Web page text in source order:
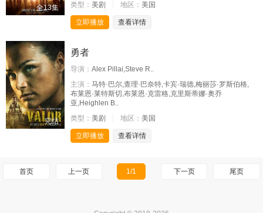
全13集
类型： 美剧 地区： 美国
立即播放 查看详情
完结
勇者
导演： Alex Pillai,Steve R..
主演： 马特·巴尔,查理·巴奈特,卡宾·瑞德,梅丽莎·罗斯伯格,
布莱恩·莱特斯切,布莱恩·克雷格,克里斯蒂娜·奥乔
亚,Heighlen B..
类型： 美剧 地区： 美国
立即播放 查看详情
首页 上一页 1/1 下一页 尾页